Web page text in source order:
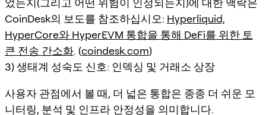
었는지(그리고 어떤 위험이 인정되는지)에 대한 맥락은
CoinDesk의 보도를 참조하십시오: Hyperliquid,
HyperCore와 HyperEVM 통합을 통해 DeFi를 위한 토
큰 전송 간소화. (coindesk.com)
3) 생태계 성숙도 신호: 인덱싱 및 거래소 상장
사용자 관점에서 볼 때, 더 넓은 통합은 종종 더 쉬운 모
니터링, 분석 및 인프라 안정성을 의미합니다.